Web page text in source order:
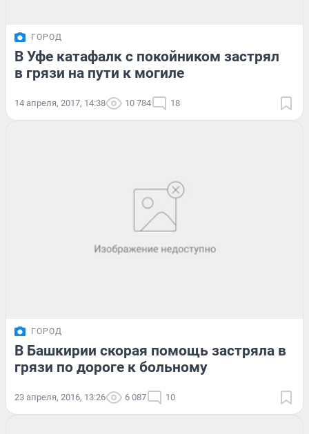
ГОРОД
В Уфе катафалк с покойником застрял
в грязи на пути к могиле
14 апреля, 2017, 14:38 10 784 18
ГОРОД
В Башкирии скорая помощь застряла в
грязи по дороге к больному
23 апреля, 2016, 13:26 6 087 10